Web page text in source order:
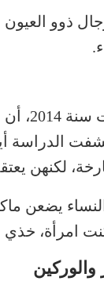
ذوو
برهنت
الدراسة
لكنهن
النساء يضعن
كنت امرأة،
والوركين